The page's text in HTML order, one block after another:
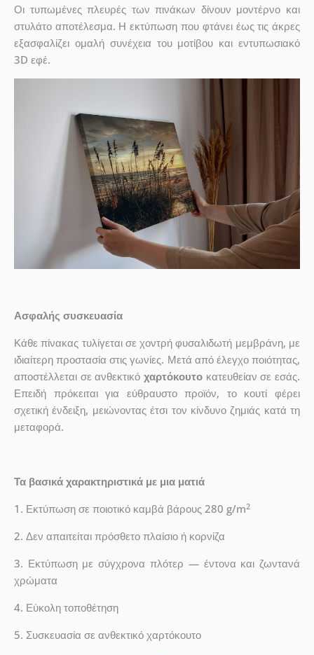
Οι τυπωμένες πλευρές των πινάκων δίνουν μοντέρνο και
στυλάτο αποτέλεσμα. Η εκτύπωση που φτάνει έως τις άκρες
εξασφαλίζει ομαλή συνέχεια του μοτίβου και εντυπωσιακό
3D εφέ.
Ασφαλής συσκευασία
Κάθε πίνακας τυλίγεται σε χοντρή φυσαλιδωτή μεμβράνη, με
ιδιαίτερη προστασία στις γωνίες. Μετά από έλεγχο ποιότητας,
αποστέλλεται σε ανθεκτικό χαρτόκουτο κατευθείαν σε εσάς.
Επειδή πρόκειται για εύθραυστο προϊόν, το κουτί φέρει
σχετική ένδειξη, μειώνοντας έτσι τον κίνδυνο ζημιάς κατά τη
μεταφορά.
Τα βασικά χαρακτηριστικά με μια ματιά
1. Εκτύπωση σε ποιοτικό καμβά βάρους 280 g/m2
2. Δεν απαιτείται πρόσθετο πλαίσιο ή κορνίζα
3. Εκτύπωση με σύγχρονα πλότερ — έντονα και ζωντανά
χρώματα
4. Εύκολη τοποθέτηση
5. Συσκευασία σε ανθεκτικό χαρτόκουτο